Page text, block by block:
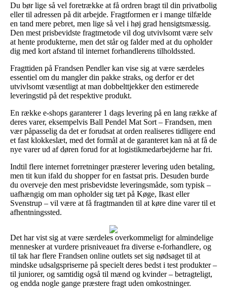
Du bør lige så vel foretrække at få ordren bragt til din privatbolig
eller til adressen på dit arbejde. Fragtformen er i mange tilfælde
en tand mere pebret, men lige så vel i høj grad hensigtsmæssig.
Den mest prisbevidste fragtmetode vil dog utvivlsomt være selv
at hente produkterne, men det står og falder med at du opholder
dig med kort afstand til internet forhandlerens tilholdssted.
Fragttiden på Frandsen Pendler kan vise sig at være særdeles
essentiel om du mangler din pakke straks, og derfor er det
utvivlsomt væsentligt at man dobbelttjekker den estimerede
leveringstid på det respektive produkt.
En række e-shops garanterer 1 dags levering på en lang række af
deres varer, eksempelvis Ball Pendel Mat Sort – Frandsen, men
vær påpasselig da det er forudsat at orden realiseres tidligere end
et fast klokkeslæt, med det formål at de garanteret kan nå at få de
nye varer ud af døren forud for at logistikmedarbejderne har fri.
Indtil flere internet forretninger præsterer levering uden betaling,
men tit kun ifald du shopper for en fastsat pris. Desuden burde
du overveje den mest prisbevidste leveringsmåde, som typisk –
uafhængig om man opholder sig tæt på Køge, Ikast eller
Svenstrup – vil være at få fragtmanden til at køre dine varer til et
afhentningssted.
Det har vist sig at være særdeles overkommeligt for almindelige
mennesker at vurdere prisniveauet fra diverse e-forhandlere, og
til tak har flere Frandsen online outlets set sig nødsaget til at
mindske udsalgspriserne på specielt deres bedst i test produkter –
til juniorer, og samtidig også til mænd og kvinder – betragteligt,
og endda nogle gange præstere fragt uden omkostninger.